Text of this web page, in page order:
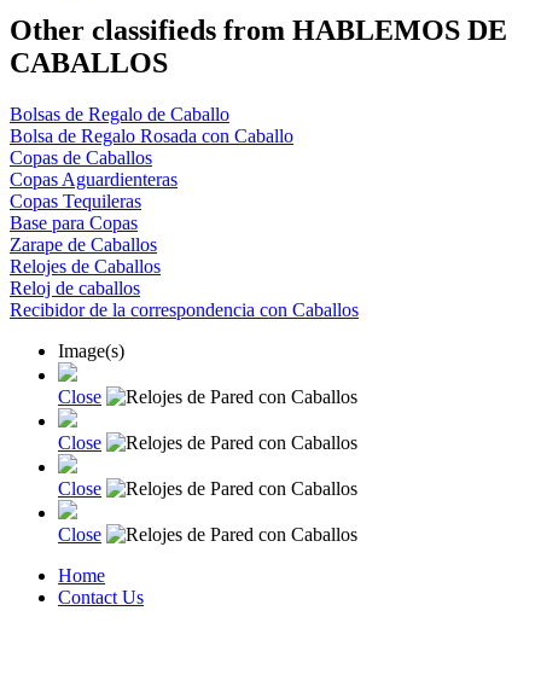
Other classifieds from HABLEMOS DE
CABALLOS
Bolsas de Regalo de Caballo
Bolsa de Regalo Rosada con Caballo
Copas de Caballos
Copas Aguardienteras
Copas Tequileras
Base para Copas
Zarape de Caballos
Relojes de Caballos
Reloj de caballos
Recibidor de la correspondencia con Caballos
Image(s)
Close
Close
Close
Close
Home
Contact Us